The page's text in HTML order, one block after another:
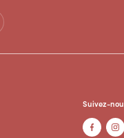
Suivez-